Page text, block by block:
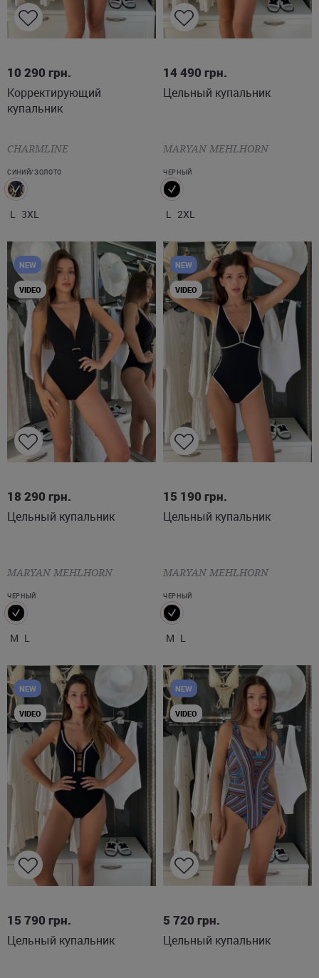
10 290 грн.
Корректирующий
купальник
CHARMLINE
СИНИЙ/ЗОЛОТО
L 3XL
14 490 грн.
Цельный купальник
MARYAN MEHLHORN
ЧЕРНЫЙ
L 2XL
NEW
VIDEO
18 290 грн.
Цельный купальник
MARYAN MEHLHORN
ЧЕРНЫЙ
M L
NEW
VIDEO
15 190 грн.
Цельный купальник
MARYAN MEHLHORN
ЧЕРНЫЙ
M L
NEW
VIDEO
15 790 грн.
Цельный купальник
NEW
VIDEO
5 720 грн.
Цельный купальник